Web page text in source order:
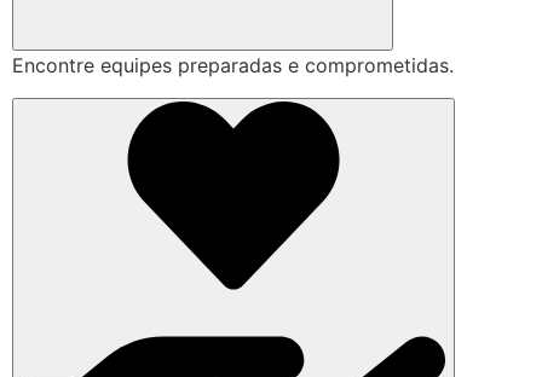
Encontre equipes preparadas e comprometidas.